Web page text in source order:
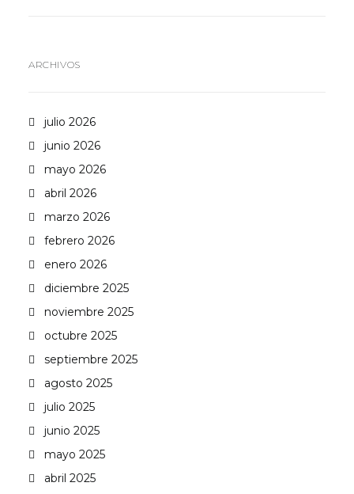
ARCHIVOS
julio 2026
junio 2026
mayo 2026
abril 2026
marzo 2026
febrero 2026
enero 2026
diciembre 2025
noviembre 2025
octubre 2025
septiembre 2025
agosto 2025
julio 2025
junio 2025
mayo 2025
abril 2025